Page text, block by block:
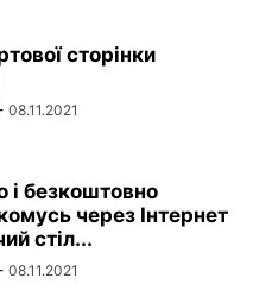
сторінки
08.11.2021
і безкоштовно
через Інтернет
стіл...
08.11.2021